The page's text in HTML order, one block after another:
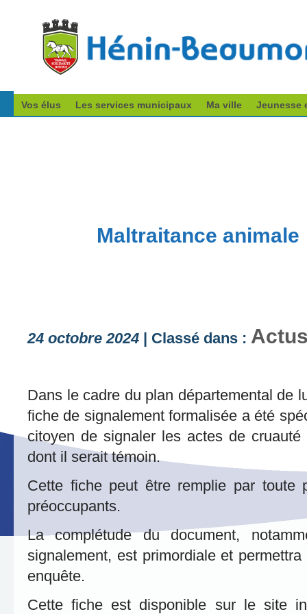
Vos élus Les services municipaux Ma ville Jeunesse
Maltraitance animale
24 octobre 2024 | Classé dans :
Dans le cadre du plan départemental de
fiche de signalement formalisée a été
citoyen de signaler les actes de
dont il serait témoin.
Cette fiche peut être remplie par toute
préoccupants.
La complétude du document,
signalement, est primordiale et
enquête.
Cette fiche est disponible sur le site